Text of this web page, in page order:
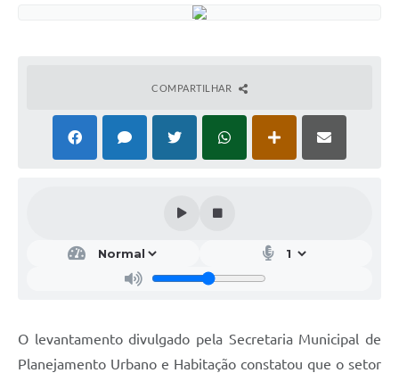
COMPARTILHAR
O levantamento divulgado pela Secretaria Municipal de
Planejamento Urbano e Habitação constatou que o setor